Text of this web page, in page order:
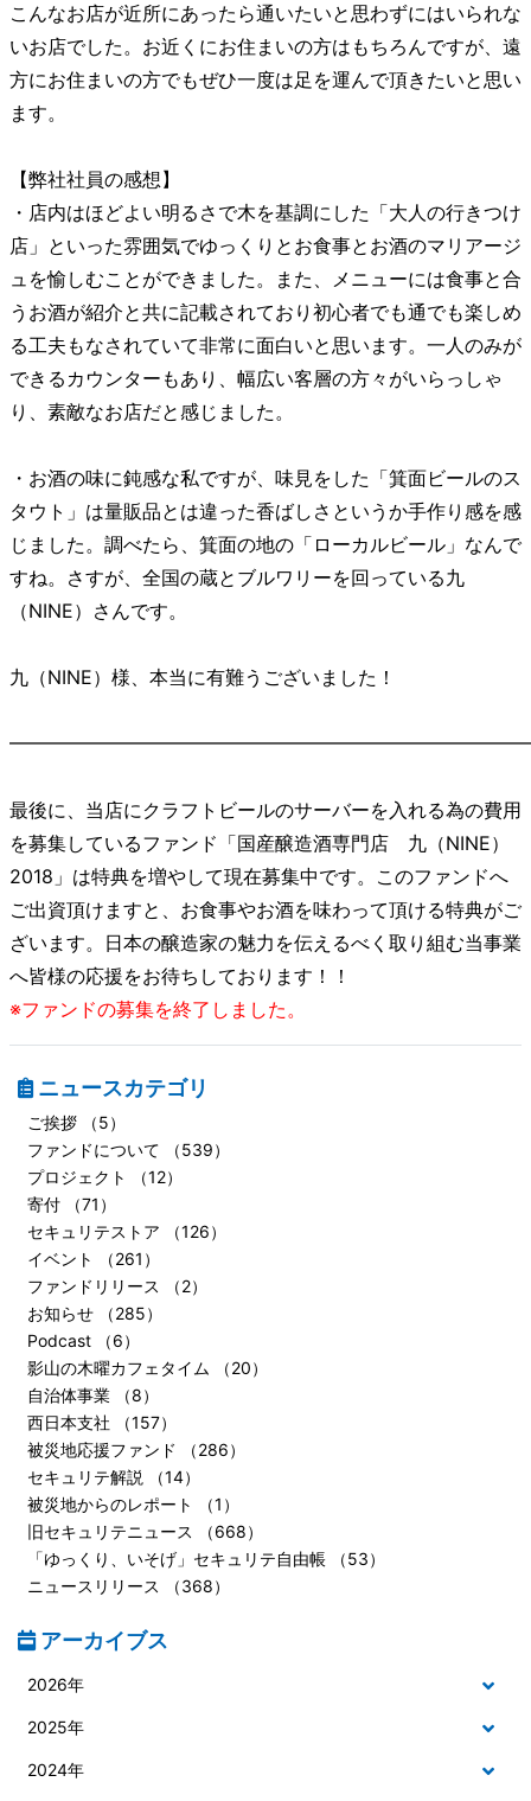
こんなお店が近所にあったら通いたいと思わずにはいられな
いお店でした。お近くにお住まいの方はもちろんですが、遠
方にお住まいの方でもぜひ一度は足を運んで頂きたいと思い
ます。
【弊社社員の感想】
・店内はほどよい明るさで木を基調にした「大人の行きつけ
店」といった雰囲気でゆっくりとお食事とお酒のマリアージ
ュを愉しむことができました。また、メニューには食事と合
うお酒が紹介と共に記載されており初心者でも通でも楽しめ
る工夫もなされていて非常に面白いと思います。一人のみが
できるカウンターもあり、幅広い客層の方々がいらっしゃ
り、素敵なお店だと感じました。
・お酒の味に鈍感な私ですが、味見をした「箕面ビールのス
タウト」は量販品とは違った香ばしさというか手作り感を感
じました。調べたら、箕面の地の「ローカルビール」なんで
すね。さすが、全国の蔵とブルワリーを回っている九
（NINE）さんです。
九（NINE）様、本当に有難うございました！
最後に、当店にクラフトビールのサーバーを入れる為の費用
を募集しているファンド「国産醸造酒専門店 九（NINE）
2018」は特典を増やして現在募集中です。このファンドへ
ご出資頂けますと、お食事やお酒を味わって頂ける特典がご
ざいます。日本の醸造家の魅力を伝えるべく取り組む当事業
へ皆様の応援をお待ちしております！！
※ファンドの募集を終了しました。
ニュースカテゴリ
ご挨拶 （5）
ファンドについて （539）
プロジェクト （12）
寄付 （71）
セキュリテストア （126）
イベント （261）
ファンドリリース （2）
お知らせ （285）
Podcast （6）
影山の木曜カフェタイム （20）
自治体事業 （8）
西日本支社 （157）
被災地応援ファンド （286）
セキュリテ解説 （14）
被災地からのレポート （1）
旧セキュリテニュース （668）
「ゆっくり、いそげ」セキュリテ自由帳 （53）
ニュースリリース （368）
アーカイブス
2026年
2025年
2024年